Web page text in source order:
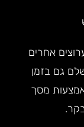
אחרים
גם בזמן
מסך